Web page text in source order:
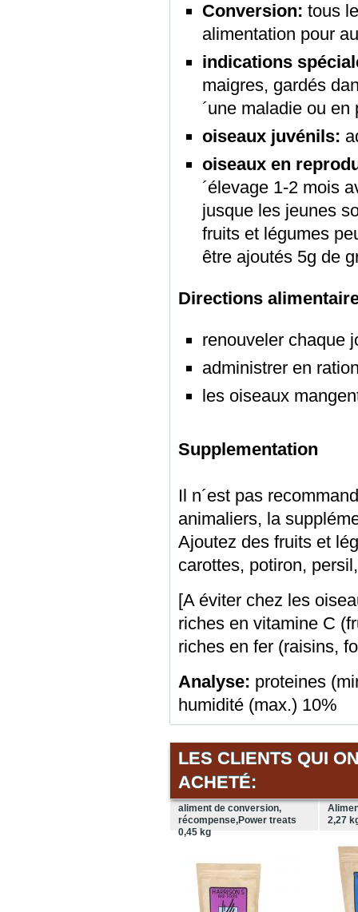
Conversion: tous
alimentation pour
indications
maigres, gardés
´une maladie ou
oiseaux juvénils:
oiseaux en
´élevage 1-2 mois
jusque les jeunes
fruits et légumes
être ajoutés 5g de
Directions
renouveler chaque
administrer en
les oiseaux
Supplementation
Il n´est pas
animaliers, la
Ajoutez des fruits et
carottes, potiron,
[A éviter chez les
riches en vitamine C
riches en fer (raisins,
Analyse: proteines
humidité (max.) 10%
LES CLIENTS QUI
ACHETÉ:
aliment de conversion,
récompense,Power treats
0,45 kg
2,27